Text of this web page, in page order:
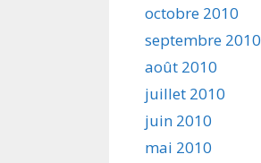
octobre 2010
septembre 2010
août 2010
juillet 2010
juin 2010
mai 2010